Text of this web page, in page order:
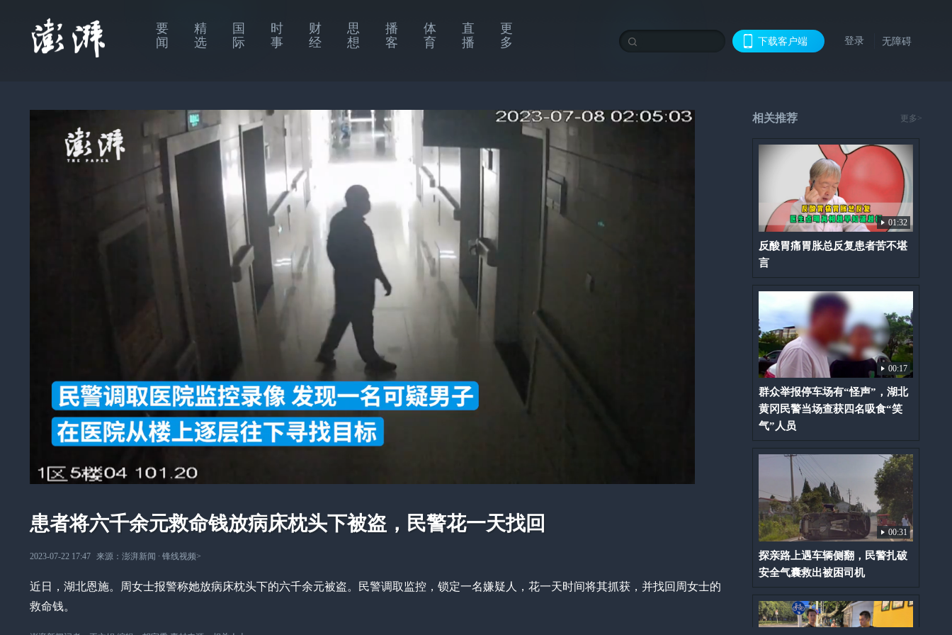
要
闻
精
选
国
际
时
事
财
经
思
想
播
客
体
育
直
播
更
多
下载客户端 登录 无障碍
患者将六千余元救命钱放病床枕头下被盗，民警花一天找回
2023-07-22 17:47 来源： 澎湃新闻 ∙ 锋线视频>
近日，湖北恩施。周女士报警称她放病床枕头下的六千余元被盗。民警调取监控，锁定一名嫌疑人，花一天时间将其抓获，并找回周女士的
救命钱。
相关推荐 更多>
01:32
反酸胃痛胃胀总反复患者苦不堪
言
00:17
群众举报停车场有“怪声”，湖北
黄冈民警当场查获四名吸食“笑
气”人员
00:31
探亲路上遇车辆侧翻，民警扎破
安全气囊救出被困司机